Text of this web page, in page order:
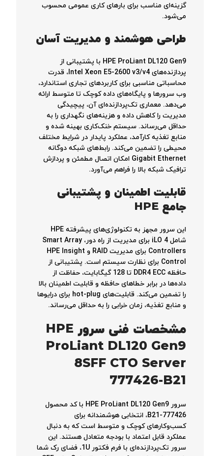
گزینه‌ای مناسب برای بارهای کاری عمومی محسوب
می‌شود.
طراحی هوشمند و مدیریت آسان
HPE ProLiant DL120 Gen9 با پشتیبانی از
پردازنده‌های Intel Xeon E5-2600 v3/v4، قدرت
محاسباتی مناسبی برای کاربردهای تجاری استاندارد،
وب سرورها و پایگاه‌های داده کوچک تا متوسط ارائه
می‌دهد. معماری تک‌پردازنده‌ای آن، پیچیدگی
مدیریت را کاهش داده و هزینه‌های نگهداری را به
حداقل می‌رساند. سیستم خنک‌کاری بهینه شده و
منابع تغذیه کارآمد، عملکرد پایدار در شرایط مختلف
محیطی را تضمین می‌کند. رابط‌های شبکه دوگانه
Gigabit Ethernet امکان اتصال مطمئن و پردازش
ترافیک شبکه بالا را فراهم می‌آورد.
قابلیت اطمینان و پشتیبانی
جامع HPE
این سرور مجهز به تکنولوژی‌های پیشرفته HPE
شامل iLO 4 برای مدیریت از راه دور، Smart Array
Controllers برای مدیریت RAID و HPE Insight
Control برای نظارت سیستم است. پشتیبانی از
حافظه DDR4 ECC تا 128 گیگابایت، حفاظت از
داده‌ها در برابر خطاهای حافظه و قابلیت اطمینان بالا
را تضمین می‌کند. قابلیت‌های hot-plug برای درایوها
و منابع تغذیه، زمان خرابی را به حداقل می‌رساند.
مشخصات فنی سرور HPE
ProLiant DL120 Gen9
8SFF CTO Server
777426-B21
سرور HPE ProLiant DL120 Gen9 با کد محصول
777426-B21، انتخابی هوشمندانه برای
کسب‌وکارهای کوچک و متوسط است که به دنبال
عملکرد قابل اعتماد با بودجه متعادل هستند. این
سرور تک‌پردازنده‌ای با فرم فکتور 1U، فضای رک شما